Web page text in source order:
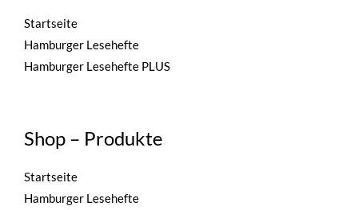
Startseite
Hamburger Lesehefte
Hamburger Lesehefte PLUS
Shop – Produkte
Startseite
Hamburger Lesehefte